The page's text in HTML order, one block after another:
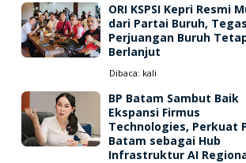
ORI KSPSI Kepri Resmi
dari Partai Buruh,
Perjuangan Buruh
Berlanjut
Dibaca: kali
BP Batam Sambut Baik
Ekspansi Firmus
Technologies, Perkuat
Batam sebagai Hub
Infrastruktur AI